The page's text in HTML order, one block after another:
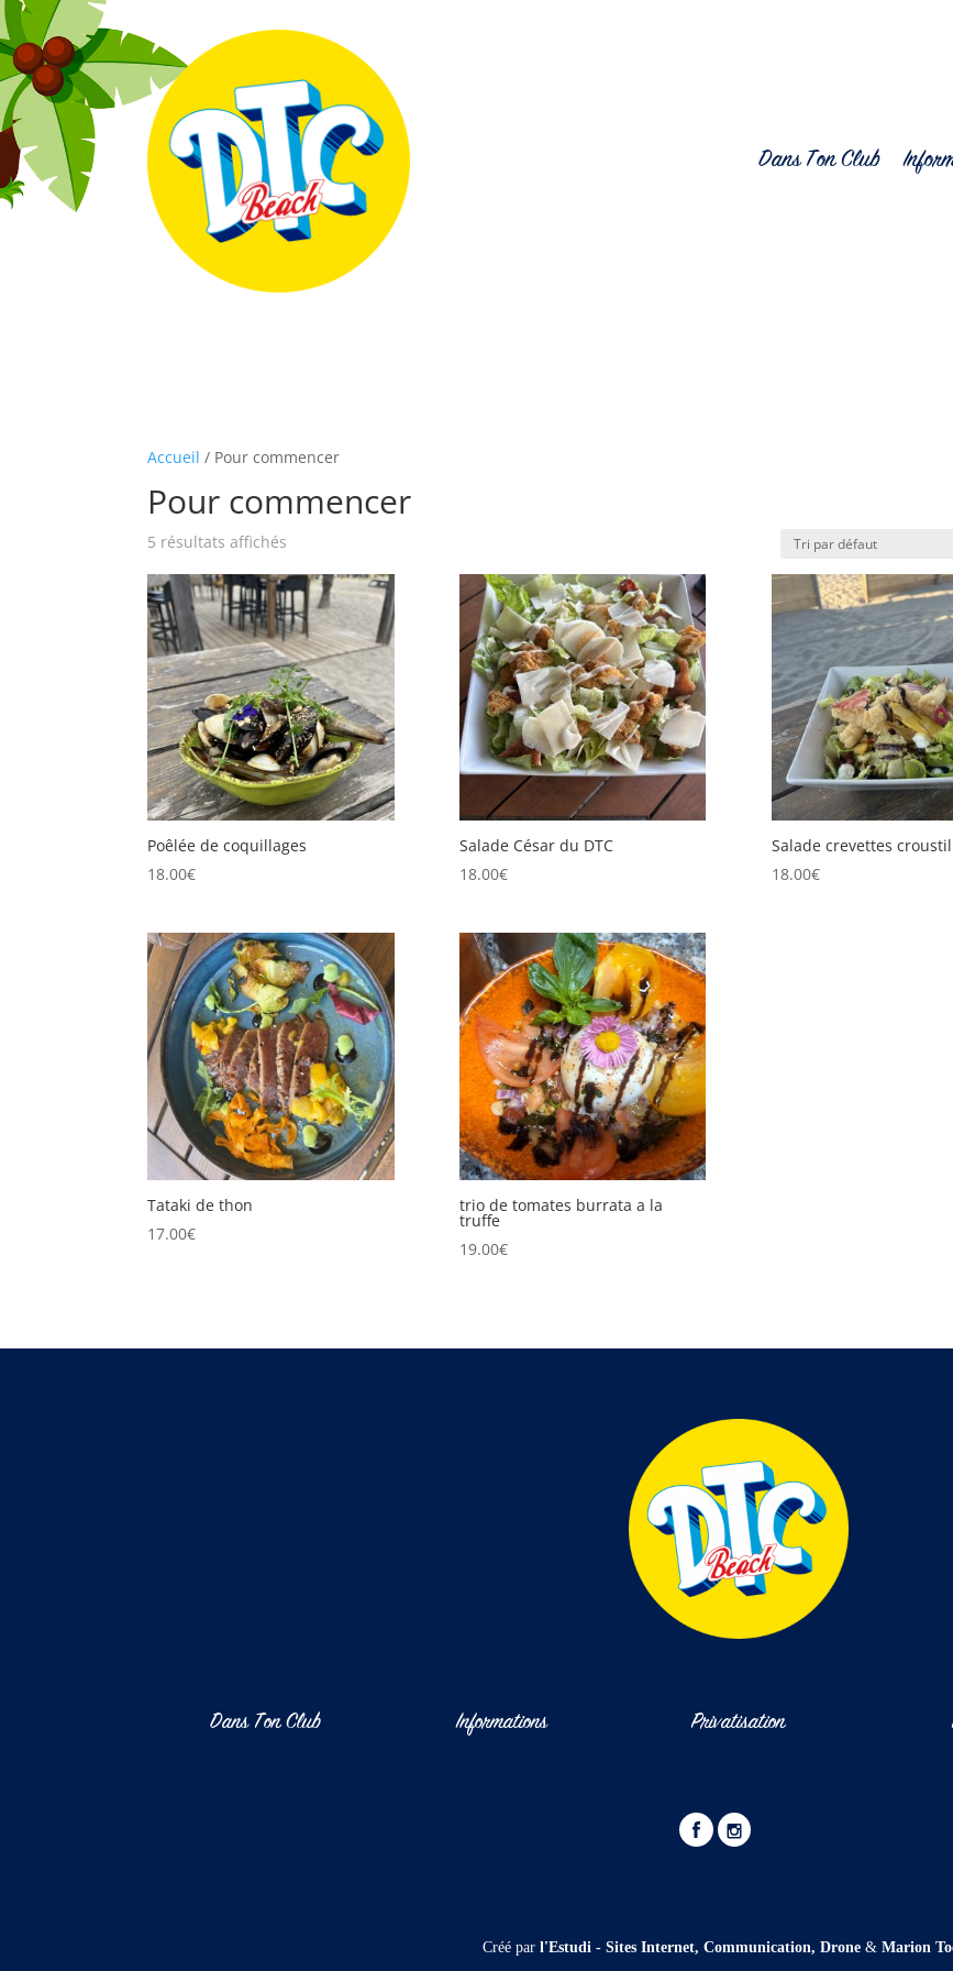
Dans Ton Club
Accueil / Pour commencer
Pour commencer
5 résultats affichés
Poêlée de coquillages
18.00€
Salade César du DTC
18.00€
Salade crevettes
18.00€
Tataki de thon
17.00€
trio de tomates burrata a la
truffe
19.00€
Dans Ton Club Informations Privatisation
Créé par l'Estudi - Sites Internet, Communication, Drone& Marion